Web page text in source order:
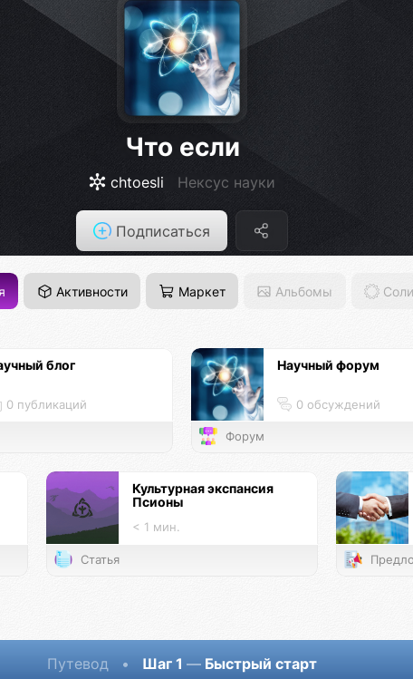
Что если
chtoesli Нексус науки
Подписаться
Активности Маркет Альбомы
блог
0 публикаций
Научный форум
0 обсуждений
Форум
Культурная экспансия
Псионы
< 1 мин.
Статья
Путевод • Шаг 1 — Быстрый старт